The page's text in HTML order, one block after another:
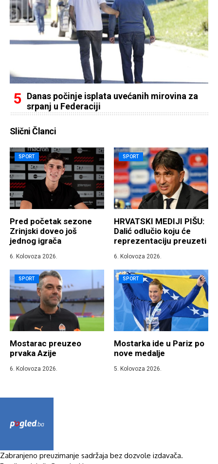
Danas počinje isplata uvećanih mirovina za
srpanj u Federaciji
Slični Članci
SPORT
Pred početak sezone
Zrinjski doveo još
jednog igrača
6. Kolovoza 2026.
SPORT
HRVATSKI MEDIJI PIŠU:
Dalić odlučio koju će
reprezentaciju preuzeti
6. Kolovoza 2026.
SPORT
Mostarac preuzeo
prvaka Azije
6. Kolovoza 2026.
SPORT
Mostarka ide u Pariz po
nove medalje
5. Kolovoza 2026.
Zabranjeno preuzimanje sadržaja bez dozvole izdavača.